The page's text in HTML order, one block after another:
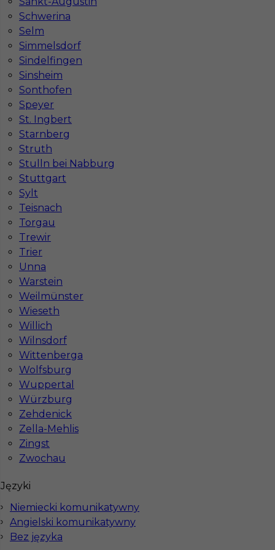
Schwerina
Selm
Simmelsdorf
Sindelfingen
Sinsheim
Sonthofen
Speyer
St. Ingbert
Starnberg
Struth
Stulln bei Nabburg
Stuttgart
Sylt
Teisnach
Torgau
Trewir
Trier
Unna
Warstein
Weilmünster
Wieseth
Willich
Wilnsdorf
Wittenberga
Wolfsburg
Wuppertal
Würzburg
Zehdenick
Zella-Mehlis
Zingst
Zwochau
Języki
Niemiecki komunikatywny
Angielski komunikatywny
Bez języka
Najpopularniejsze miejscowości w Niemczech
Praca Augsburg
Praca Hamburg
Praca Berlin
Praca Hannover
Praca Dortmund
Praca Magdeburg
InServ © 2014 – 2026 | Wszelkie prawa zastrzeżone
Ta witryna używa ciasteczek (cookies) do
personalizacji treści i reklam, oferowania funkcji
społecznościowych oraz analizy naszego ruchu
internetowego.
Dokładne informacje o tym, jak używamy ciasteczek